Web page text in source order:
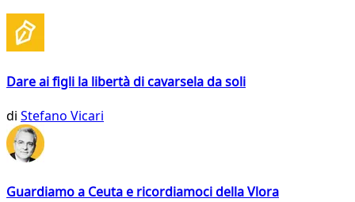
Dare ai figli la libertà di cavarsela da soli
di Stefano Vicari
Guardiamo a Ceuta e ricordiamoci della Vlora